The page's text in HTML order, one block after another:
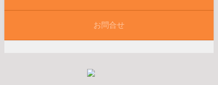
お問合せ